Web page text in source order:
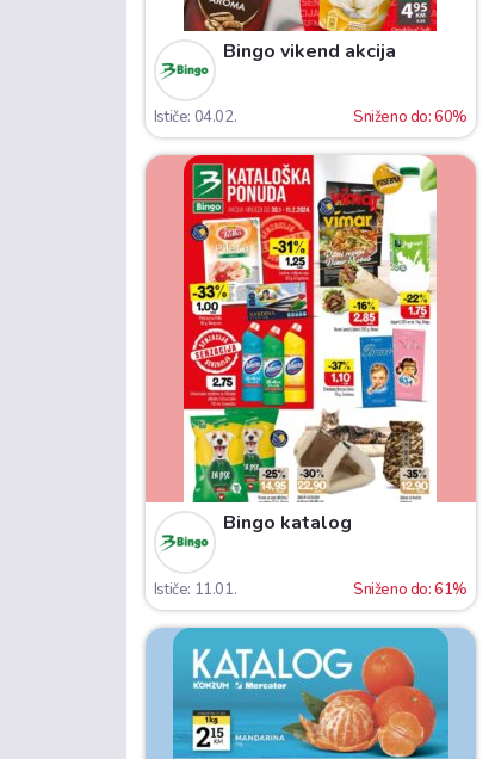
Bingo vikend akcija
Ističe: 04.02. Sniženo do: 60%
Bingo katalog
Ističe: 11.01. Sniženo do: 61%